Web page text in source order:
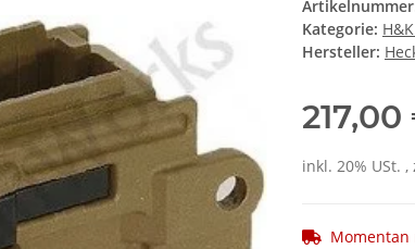
Kategorie:
Hersteller:
inkl. 20% USt. ,